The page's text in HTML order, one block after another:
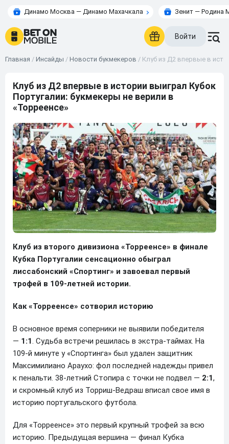
Динамо Москва — Динамо Махачкала Зенит — Родина
Войти
Главная / Инсайды / Новости букмекеров / Клуб из Д2 впервые в
Клуб из Д2 впервые в истории выиграл Кубок
Португалии: букмекеры не верили в
«Торреенсе»
Клуб из второго дивизиона «Торреенсе» в финале
Кубка Португалии сенсационно обыграл
лиссабонский «Спортинг» и завоевал первый
трофей в 109-летней истории.
Как «Торреенсе» сотворил историю
В основное время соперники не выявили победителя
— 1:1. Судьба встречи решилась в экстра-таймах. На
109-й минуте у «Спортинга» был удален защитник
Максимилиано Араухо: фол последней надежды привел
к пенальти. 38-летний Стопира с точки не подвел — 2:1,
и скромный клуб из Торриш-Ведраш вписал свое имя в
историю португальского футбола.
Для «Торреенсе» это первый крупный трофей за всю
историю. Предыдущая вершина — финал Кубка